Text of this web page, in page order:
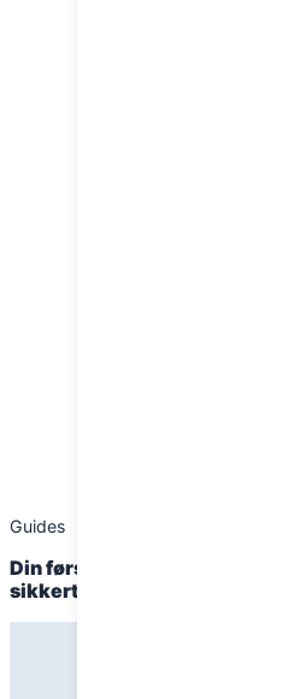
Guides
Din første overnatning i telt –
sikkert